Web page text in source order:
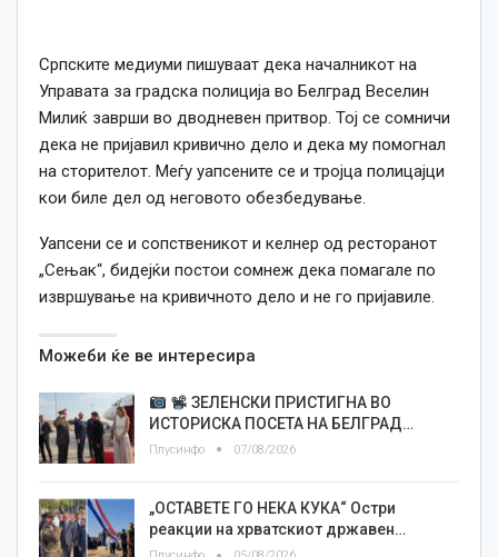
Српските медиуми пишуваат дека началникот на
Управата за градска полиција во Белград Веселин
Милиќ заврши во дводневен притвор. Тој се сомничи
дека не пријавил кривично дело и дека му помогнал
на сторителот. Меѓу уапсените се и тројца полицајци
кои биле дел од неговото обезбедување.
Уапсени се и сопственикот и келнер од ресторанот
„Сењак“, бидејќи постои сомнеж дека помагале по
извршување на кривичното дело и не го пријавиле.
Можеби ќе ве интересира
ЗЕЛЕНСКИ ПРИСТИГНА ВО
ИСТОРИСКА ПОСЕТА НА БЕЛГРАД…
Плусинфо 07/08/2026
„ОСТАВЕТЕ ГО НЕКА КУКА“ Остри
реакции на хрватскиот државен…